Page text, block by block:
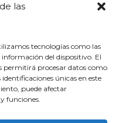
las
tecnologías como las
del dispositivo. El
permitirá procesar datos como
únicas en este
puede afectar
funciones.